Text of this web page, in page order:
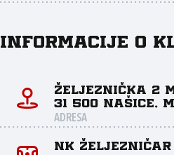
Informacije o
Željeznička 2
31 500 Našice,
ADRESA
NK Željezničar